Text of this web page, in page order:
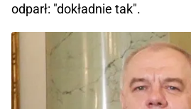
odparł: "dokładnie tak".